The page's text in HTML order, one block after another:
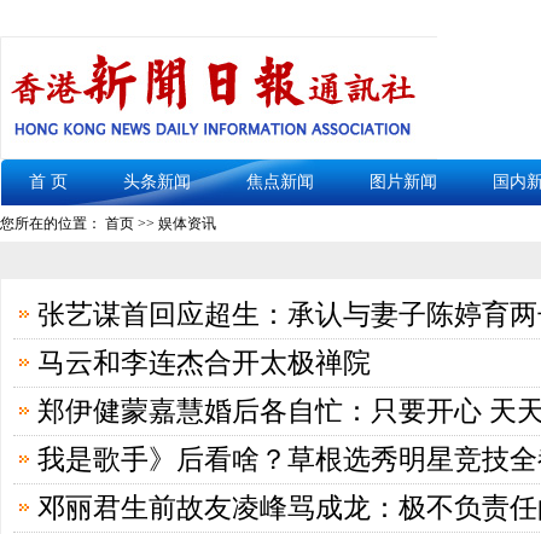
首 页 头条新闻 焦点新闻 图片新闻 国内
您所在的位置： 首页 >> 娱体资讯
张艺谋首回应超生：承认与妻子陈婷育
马云和李连杰合开太极禅院
郑伊健蒙嘉慧婚后各自忙：只要开心 天
我是歌手》后看啥？草根选秀明星竞技
邓丽君生前故友凌峰骂成龙：极不负责